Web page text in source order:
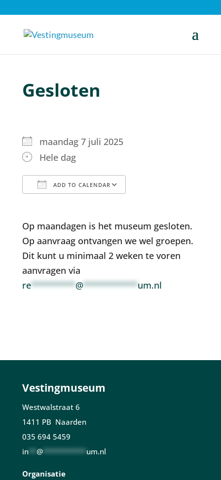
Gesloten
maandag 7 juli 2025
Hele dag
ADD TO CALENDAR
Op maandagen is het museum gesloten.
Op aanvraag ontvangen we wel groepen.
Dit kunt u minimaal 2 weken te voren
aanvragen via
re*********@***********um.nl
Vestingmuseum
Westwalstraat 6
1411 PB Naarden
035 694 5459
in** @*********** um.nl
Organisatie